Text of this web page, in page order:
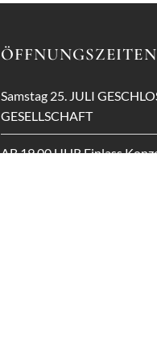
Samstag 25. JULI
GESELLSCHAFT
AB 19.00 UHR Einlass